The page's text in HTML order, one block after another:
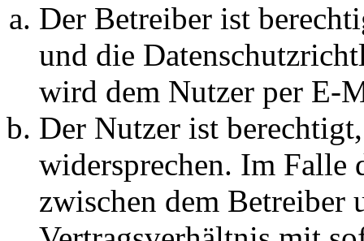
Der Betreiber ist
und die
wird dem Nutzer per E-
Der Nutzer ist
widersprechen. Im Falle
zwischen dem Betreiber